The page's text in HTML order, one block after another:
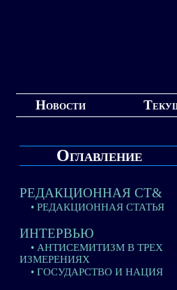
Новости
Оглавление
РЕДАКЦИОННАЯ СТ&
• РЕДАКЦИОННАЯ СТАТЬЯ
ИНТЕРВЬЮ
• АНТИСЕМИТИЗМ В ТРЕХ
ИЗМЕРЕНИЯХ
• ГОСУДАРСТВО И НАЦИЯ